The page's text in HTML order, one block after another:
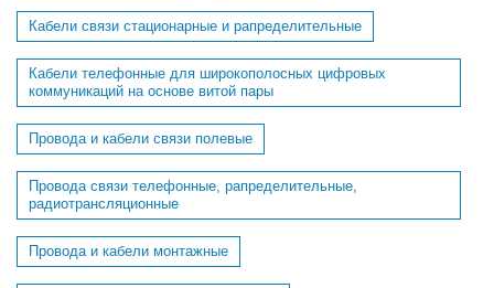
Кабели связи стационарные и рапределительные
Кабели телефонные для широкополосных цифровых
коммуникаций на основе витой пары
Провода и кабели связи полевые
Провода связи телефонные, рапределительные,
радиотрансляционные
Провода и кабели монтажные